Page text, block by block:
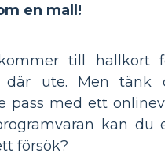
en mall!
till hallkort
där ute. Men tänk
pass med ett
kan du
försök?